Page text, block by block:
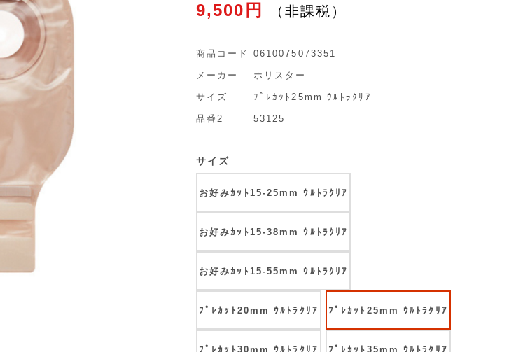
9,500円
商品コード 0610075073351
メーカー ホリスター
サイズ ﾌﾟﾚｶｯﾄ25mm ｳﾙﾄﾗｸﾘｱ
品番2 53125
サイズ
お好みｶｯﾄ15-25mm ｳﾙﾄﾗｸﾘｱ
お好みｶｯﾄ15-38mm ｳﾙﾄﾗｸﾘｱ
お好みｶｯﾄ15-55mm ｳﾙﾄﾗｸﾘｱ
ﾌﾟﾚｶｯﾄ20mm ｳﾙﾄﾗｸﾘｱ ﾌﾟﾚｶｯﾄ25mm ｳﾙﾄﾗｸﾘｱ
ﾌﾟﾚｶｯﾄ30mm ｳﾙﾄﾗｸﾘｱ ﾌﾟﾚｶｯﾄ35mm ｳﾙﾄﾗｸﾘｱ